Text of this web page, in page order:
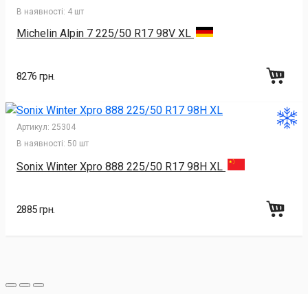
В наявності: 4 шт
Michelin Alpin 7 225/50 R17 98V XL
8276 грн.
Артикул: 25304
В наявності: 50 шт
Sonix Winter Xpro 888 225/50 R17 98H XL
2885 грн.